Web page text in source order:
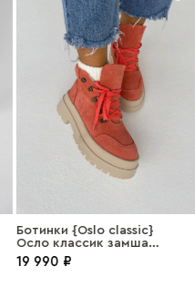
Ботинки {Oslo classic}
Осло классик замша
коралл
19 990 ₽